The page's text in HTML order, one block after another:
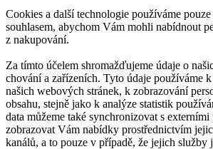
Cookies a další technologie používáme
souhlasem, abychom Vám mohli nabídnout
z nakupování.
Za tímto účelem shromažďujeme údaje o
chování a zařízeních. Tyto údaje používáme
našich webových stránek, k zobrazování
obsahu, stejně jako k analýze statistik
data můžeme také synchronizovat s
zobrazovat Vám nabídky prostřednictvím
kanálů, a to pouze v případě, že jejich služby